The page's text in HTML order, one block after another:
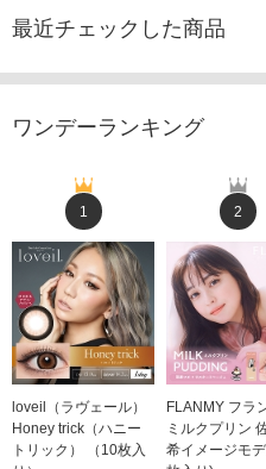
最近チェックした商品
ワンデーランキング
1
loveil（ラヴェール）
Honey trick（ハニー
トリック） （10枚入
2
FLANMY フラ
ミルクプリン
希イメージモ